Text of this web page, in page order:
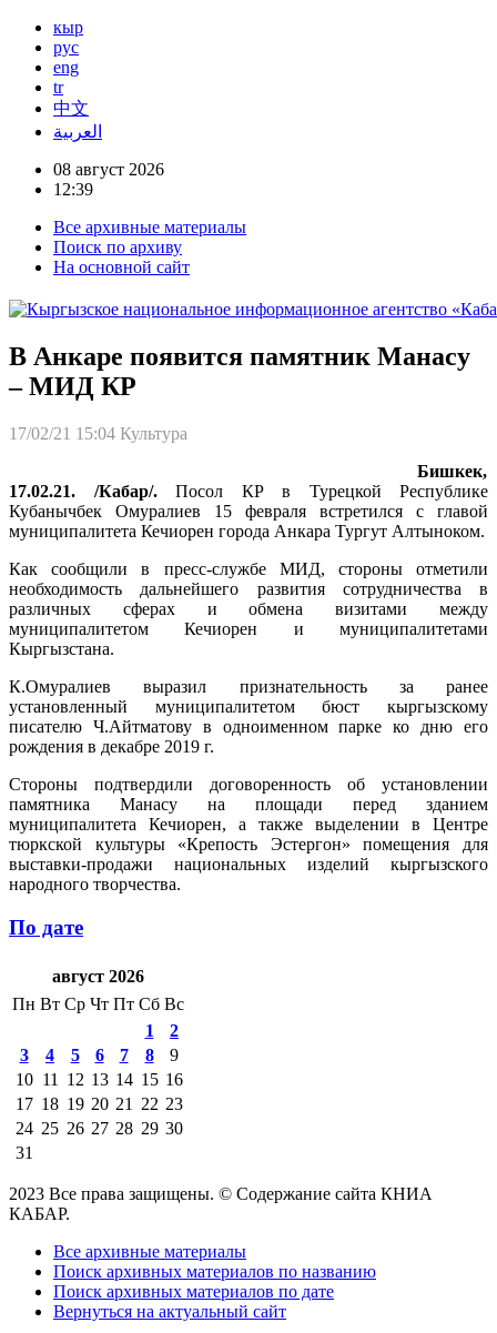
кыр
рус
eng
tr
中文
العربية
08 август 2026
12:39
Все архивные материалы
Поиск по архиву
На основной сайт
В Анкаре появится памятник Манасу
– МИД КР
17/02/21 15:04 Культура
Бишкек,
17.02.21. /Кабар/.Посол КР в Турецкой Республике
Кубанычбек Омуралиев 15 февраля встретился с главой
муниципалитета Кечиорен города Анкара Тургут Алтыноком.
Как сообщили в пресс-службе МИД, стороны отметили
необходимость дальнейшего развития сотрудничества в
различных сферах и обмена визитами между
муниципалитетом Кечиорен и муниципалитетами
Кыргызстана.
К.Омуралиев выразил признательность за ранее
установленный муниципалитетом бюст кыргызскому
писателю Ч.Айтматову в одноименном парке ко дню его
рождения в декабре 2019 г.
Стороны подтвердили договоренность об установлении
памятника Манасу на площади перед зданием
муниципалитета Кечиорен, а также выделении в Центре
тюркской культуры «Крепость Эстергон» помещения для
выставки-продажи национальных изделий кыргызского
народного творчества.
По дате
август 2026
Пн Вт Ср Чт Пт Сб Вс
1
2
3
4 5 6 7 8
9
10 11 12 13 14 15 16
17 18 19 20 21 22 23
24 25 26 27 28 29 30
31
2023 Все права защищены. © Содержание сайта КНИА
КАБАР.
Все архивные материалы
Поиск архивных материалов по названию
Поиск архивных материалов по дате
Вернуться на актуальный сайт